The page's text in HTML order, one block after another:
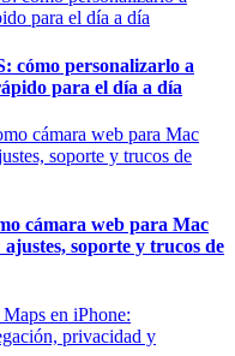
cómo personalizarlo a
para el día a día
cámara web para Mac
soporte y trucos de